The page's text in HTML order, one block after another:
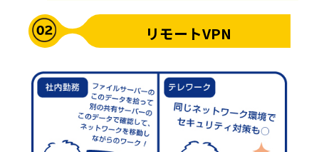
リモートVPN